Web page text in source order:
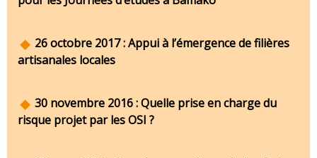
26 octobre 2017 : Appui à l’émergence de filières
artisanales locales
30 novembre 2016 : Quelle prise en charge du
risque projet par les OSI ?